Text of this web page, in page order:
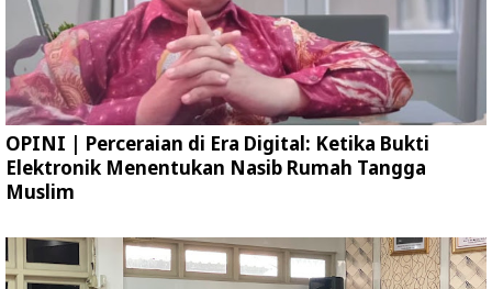
OPINI | Perceraian di Era Digital: Ketika Bukti
Elektronik Menentukan Nasib Rumah Tangga
Muslim